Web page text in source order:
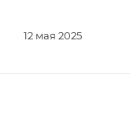
12 мая 2025